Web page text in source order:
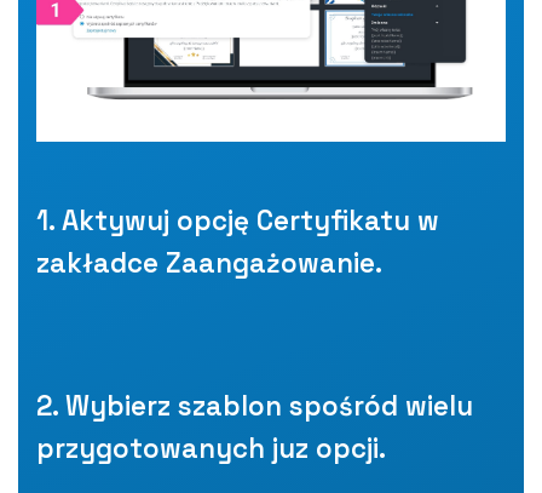
1. Aktywuj opcję Certyfikatu w
zakładce Zaangażowanie.
2. Wybierz szablon spośród wielu
przygotowanych juz opcji.